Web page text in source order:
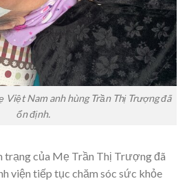
Việt Nam anh hùng Trần Thị Trượng đã
ổn định.
trạng của Mẹ Trần Thị Trượng đã
viện tiếp tục chăm sóc sức khỏe